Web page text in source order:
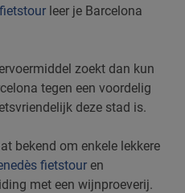
leer je Barcelona
zoekt dan kun
tegen een voordelig
deze stad is.
bekend om enkele lekkere
fietstour en
met een wijnproeverij.